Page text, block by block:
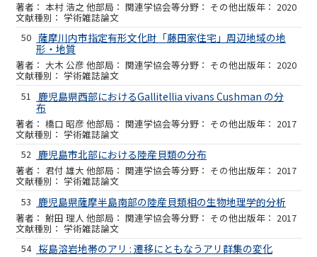
本村 浩之 他 関連学協会等 その他 2020
学術雑誌論文
50 薩摩川内市指定有形文化財「藤田家住宅」周辺地域の地
形・地質
大木 公彦 他 関連学協会等 その他 2020
学術雑誌論文
51
鹿児島県西部におけるGallitellia vivans Cushman の分
布
橋口 昭彦 他 関連学協会等 その他 2017
学術雑誌論文
52 鹿児島市北部における陸産貝類の分布
君付 雄大 他 関連学協会等 その他 2017
学術雑誌論文
53
鹿児島県薩摩半島南部の陸産貝類相の生物地理学的分析
鮒田 理人 他 関連学協会等 その他 2017
学術雑誌論文
54 桜島溶岩地帯のアリ : 遷移にともなうアリ群集の変化